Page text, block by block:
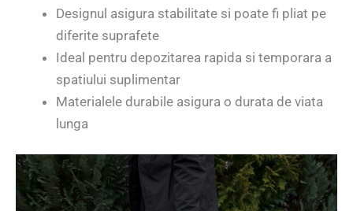
Designul asigura stabilitate si poate fi pliat pe
diferite suprafete
Ideal pentru depozitarea rapida si temporara a
spatiului suplimentar
Materialele durabile asigura o durata de viata
lunga